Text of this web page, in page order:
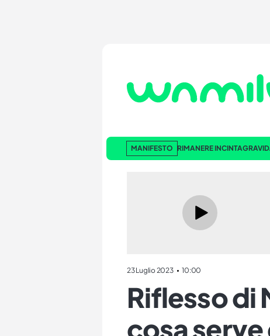
MANIFESTO RIMANERE INCINTA
23 Luglio 2023 10:00
Riflesso di
cosa